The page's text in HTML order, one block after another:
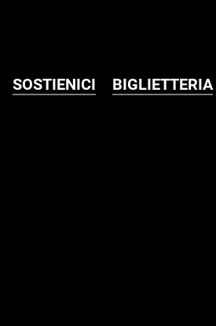
SOSTIENICI BIGLIETTERIA